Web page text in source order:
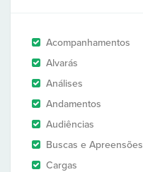
Acompanhamentos
Alvarás
Análises
Andamentos
Audiências
Buscas e Apreensões
Cargas